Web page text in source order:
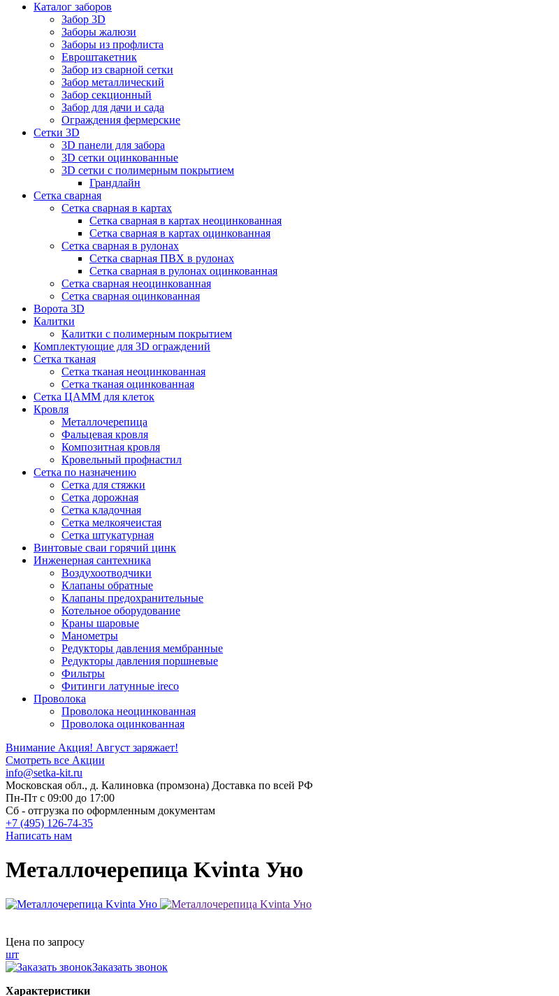
Каталог заборов
Забор 3D
Заборы жалюзи
Заборы из профлиста
Евроштакетник
Забор из сварной сетки
Забор металлический
Забор секционный
Забор для дачи и сада
Ограждения фермерские
Сетки 3D
3D панели для забора
3D сетки оцинкованные
3D сетки с полимерным покрытием
Грандлайн
Сетка сварная
Сетка сварная в картах
Сетка сварная в картах неоцинкованная
Сетка сварная в картах оцинкованная
Сетка сварная в рулонах
Cетка сварная ПВХ в рулонах
Сетка сварная в рулонах оцинкованная
Сетка сварная неоцинкованная
Сетка сварная оцинкованная
Ворота 3D
Калитки
Калитки с полимерным покрытием
Комплектующие для 3D ограждений
Сетка тканая
Сетка тканая неоцинкованная
Сетка тканая оцинкованная
Сетка ЦАММ для клеток
Кровля
Металлочерепица
Фальцевая кровля
Композитная кровля
Кровельный профнастил
Сетка по назначению
Сетка для стяжки
Сетка дорожная
Сетка кладочная
Сетка мелкоячеистая
Сетка штукатурная
Винтовые сваи горячий цинк
Инженерная сантехника
Воздухоотводчики
Клапаны обратные
Клапаны предохранительные
Котельное оборудование
Краны шаровые
Манометры
Редукторы давления мембранные
Редукторы давления поршневые
Фильтры
Фитинги латунные ireco
Проволока
Проволока неоцинкованная
Проволока оцинкованная
Внимание Акция! Август заряжает!
Смотреть все Акции
info@setka-kit.ru
Московская обл., д. Калиновка (промзона) Доставка по всей РФ
Пн-Пт с 09:00 до 17:00
Сб - отгрузка по оформленным документам
+7 (495) 126-74-35
Написать нам
Металлочерепица Kvinta Уно
Цена по запросу
шт
Заказать звонок
Характеристики